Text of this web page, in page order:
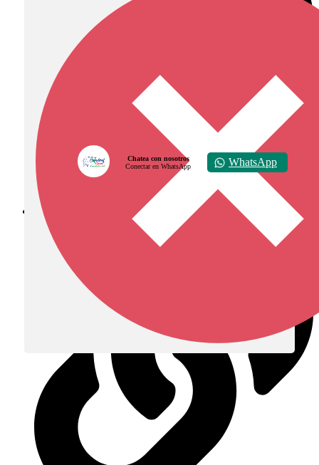
Diócesis de Zipaquirá
Chatea con nosotros
Conectar en WhatsApp
WhatsApp